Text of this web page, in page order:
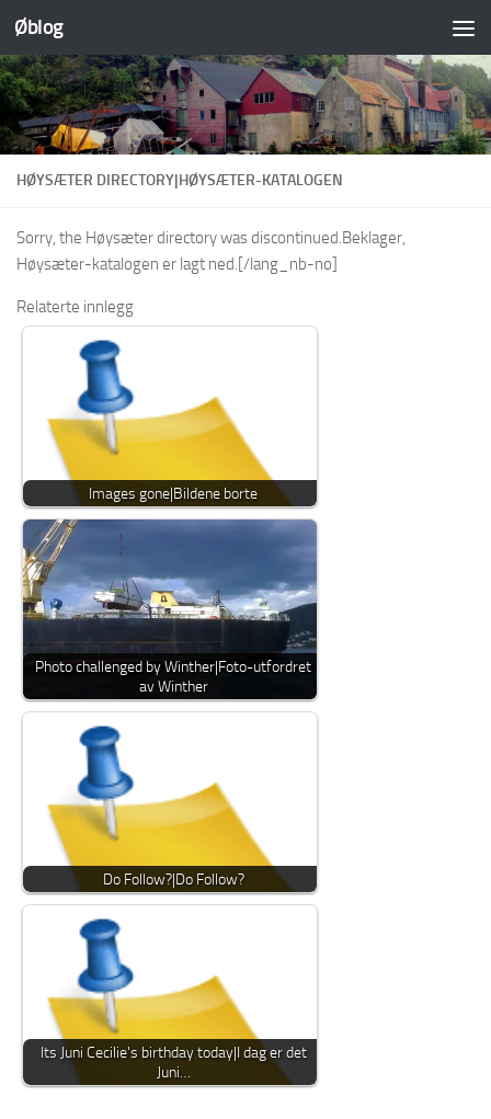
Skip to content
Øblog
HØYSÆTER DIRECTORY|HØYSÆTER-KATALOGEN
Sorry, the Høysæter directory was discontinued.Beklager,
Høysæter-katalogen er lagt ned.[/lang_nb-no]
Relaterte innlegg
Images gone|Bildene borte
Photo challenged by Winther|Foto-utfordret
av Winther
Do Follow?|Do Follow?
Its Juni Cecilie's birthday today|I dag er det
Juni…